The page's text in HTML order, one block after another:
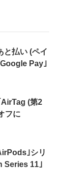
払い (ペイ
Pay｣
AirTag (第2
フに
｣シリ
Series 11｣